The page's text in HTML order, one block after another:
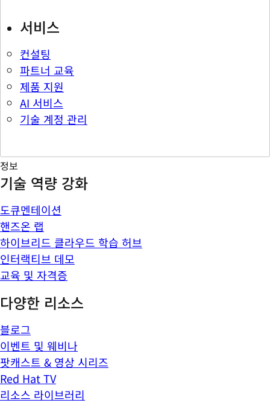
서비스
컨설팅
파트너 교육
제품 지원
AI 서비스
기술 계정 관리
정보
기술 역량 강화
도큐멘테이션
핸즈온 랩
하이브리드 클라우드 학습 허브
인터랙티브 데모
교육 및 자격증
다양한 리소스
블로그
이벤트 및 웨비나
팟캐스트 & 영상 시리즈
Red Hat TV
리소스 라이브러리